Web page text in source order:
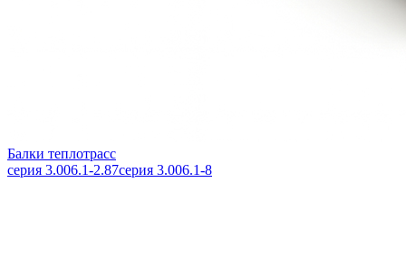
Балки теплотрасс
серия 3.006.1-2.87серия 3.006.1-8